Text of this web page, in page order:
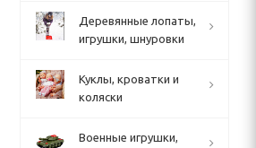
Деревянные лопаты,
игрушки, шнуровки
Куклы, кроватки и
коляски
Военные игрушки,